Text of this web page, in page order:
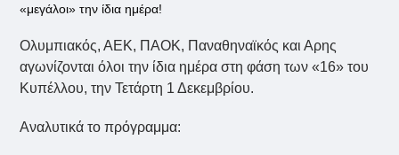
«μεγάλοι» την ίδια ημέρα!
Ολυμπιακός, ΑΕΚ, ΠΑΟΚ, Παναθηναϊκός και Αρης
αγωνίζονται όλοι την ίδια ημέρα στη φάση των «16» του
Κυπέλλου, την Τετάρτη 1 Δεκεμβρίου.
Αναλυτικά το πρόγραμμα: